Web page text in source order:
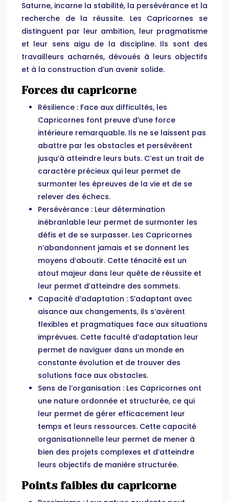
Saturne, incarne la stabilité, la persévérance et la
recherche de la réussite. Les Capricornes se
distinguent par leur ambition, leur pragmatisme
et leur sens aigu de la discipline. Ils sont des
travailleurs acharnés, dévoués à leurs objectifs
et à la construction d’un avenir solide.
Forces du capricorne
Résilience : Face aux difficultés, les
Capricornes font preuve d’une force
intérieure remarquable. Ils ne se laissent pas
abattre par les obstacles et persévèrent
jusqu’à atteindre leurs buts. C’est un trait de
caractère précieux qui leur permet de
surmonter les épreuves de la vie et de se
relever des échecs.
Persévérance : Leur détermination
inébranlable leur permet de surmonter les
défis et de se surpasser. Les Capricornes
n’abandonnent jamais et se donnent les
moyens d’aboutir. Cette ténacité est un
atout majeur dans leur quête de réussite et
leur permet d’atteindre des sommets.
Capacité d’adaptation : S’adaptant avec
aisance aux changements, ils s’avèrent
flexibles et pragmatiques face aux situations
imprévues. Cette faculté d’adaptation leur
permet de naviguer dans un monde en
constante évolution et de trouver des
solutions face aux obstacles.
Sens de l’organisation : Les Capricornes ont
une nature ordonnée et structurée, ce qui
leur permet de gérer efficacement leur
temps et leurs ressources. Cette capacité
organisationnelle leur permet de mener à
bien des projets complexes et d’atteindre
leurs objectifs de manière structurée.
Points faibles du capricorne